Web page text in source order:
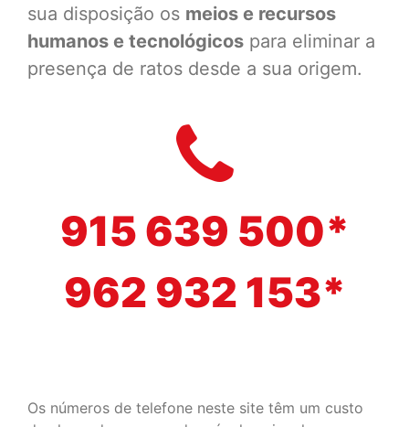
sua disposição os meios e recursos
humanos e tecnológicos para eliminar a
presença de ratos desde a sua origem.
915 639 500*
962 932 153*
Os números de telefone neste site têm um custo